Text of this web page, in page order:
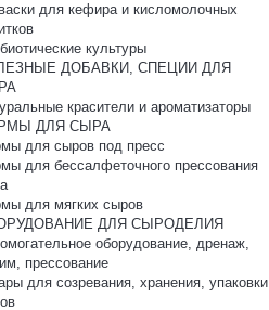
для кефира и кисломолочных
культуры
ДОБАВКИ, СПЕЦИИ ДЛЯ
красители и ароматизаторы
ДЛЯ СЫРА
для сыров под пресс
для бессалфеточного прессования
для мягких сыров
ДЛЯ СЫРОДЕЛИЯ
оборудование, дренаж,
прессование
для созревания, хранения, упаковки